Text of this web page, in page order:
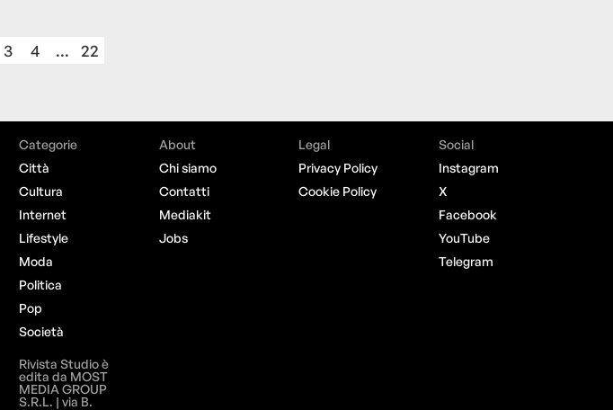
3 4 ... 22
Categorie
Città
Cultura
Internet
Lifestyle
Moda
Politica
Pop
Società
About
Chi siamo
Contatti
Mediakit
Jobs
Legal
Privacy Policy
Cookie Policy
Social
Instagram
X
Facebook
YouTube
Telegram
Rivista Studio è
edita da MOST
MEDIA GROUP
S.R.L. | via B.